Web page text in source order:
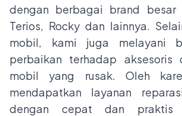
dengan berbagai brand besar
Terios, Rocky dan lainnya.
mobil, kami juga melayani
perbaikan terhadap aksesoris
mobil yang rusak. Oleh
mendapatkan layanan
dengan cepat dan praktis